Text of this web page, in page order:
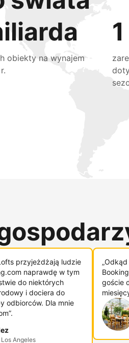
obiekty na wynajem
już dziś
przyjeżdżają ludzie
naprawdę w tym
do niektórych
i dociera do
odbiorców. Dla mnie
Angeles
goście